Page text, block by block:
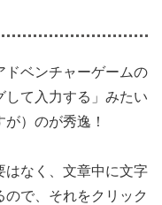
ドベンチャーゲームの
して入力する」みたい
）のが秀逸！
はなく、文章中に文字
で、それをクリック